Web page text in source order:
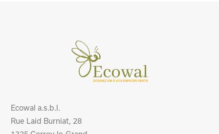
Ecowal a.s.b.l.
Rue Laid Burniat, 28